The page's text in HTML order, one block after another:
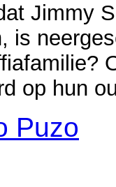
Jimmy
is
op hun
Puzo